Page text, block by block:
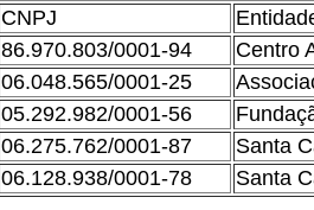
CNPJ
86.970.803/0001-94
Centro
06.048.565/0001-25
05.292.982/0001-56
06.275.762/0001-87
Santa
06.128.938/0001-78 Santa